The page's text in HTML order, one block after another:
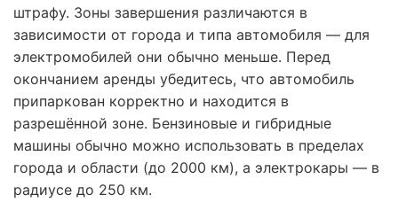
штрафу. Зоны завершения различаются в
зависимости от города и типа автомобиля — для
электромобилей они обычно меньше. Перед
окончанием аренды убедитесь, что автомобиль
припаркован корректно и находится в
разрешённой зоне. Бензиновые и гибридные
машины обычно можно использовать в пределах
города и области (до 2000 км), а электрокары — в
радиусе до 250 км.